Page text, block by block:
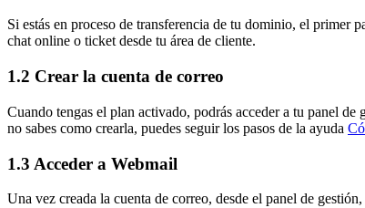
Si estás en proceso de transferencia de tu dominio, el primer
chat online o ticket desde tu área de cliente.
1.2 Crear la cuenta de correo
Cuando tengas el plan activado, podrás acceder a tu panel
no sabes como crearla, puedes seguir los pasos de la ayuda
1.3 Acceder a Webmail
Una vez creada la cuenta de correo, desde el panel de